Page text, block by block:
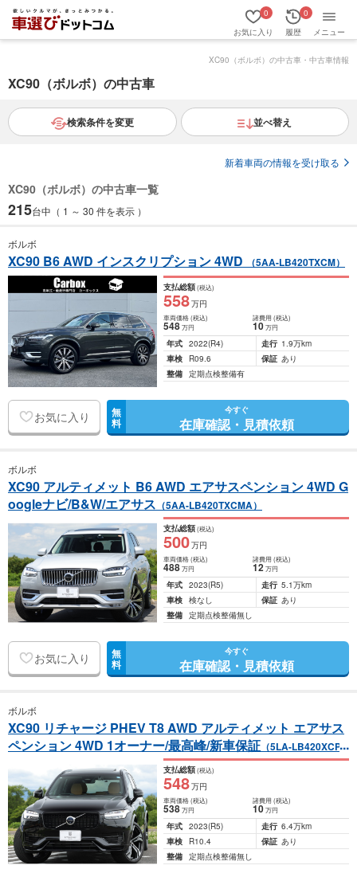
お気に入り
0
履歴
0
メニュー
XC90（ボルボ）の中古車・中古車情報
XC90（ボルボ）の中古車
検索条件を変更 並べ替え
新着車両の情報を受け取る
XC90（ボルボ）の中古車一覧
215台中（ 1 ～ 30 件を表示 ）
ボルボ
XC90 B6 AWD インスクリプション 4WD （5AA-LB420TXCM）
支払総額(税込)
558万円
車両価格(税込)
548万円
諸費用 (税込)
10 万円
年式 2022(R4) 走行 1.9万km
車検
R09.6 保証 あり
整備 定期点検整備有
お気に入り 無
料
今すぐ
在庫確認・見積依頼
ボルボ
XC90 アルティメット B6 AWD エアサスペンション 4WD G
oogleナビ/B&W/エアサス （5AA-LB420TXCMA）
支払総額(税込)
500万円
車両価格(税込)
488万円
諸費用 (税込)
12 万円
年式 2023(R5) 走行 5.1万km
車検 検なし 保証 あり
整備 定期点検整備無し
お気に入り 無
料
今すぐ
在庫確認・見積依頼
ボルボ
XC90 リチャージ PHEV T8 AWD アルティメット エアサス
ペンション 4WD 1オーナー/最高峰/新車保証 （5LA-LB420XCP2
支払総額(税込)
548万円
車両価格(税込)
538万円
諸費用 (税込)
10 万円
年式 2023(R5) 走行 6.4万km
車検
R10.4 保証 あり
整備 定期点検整備無し